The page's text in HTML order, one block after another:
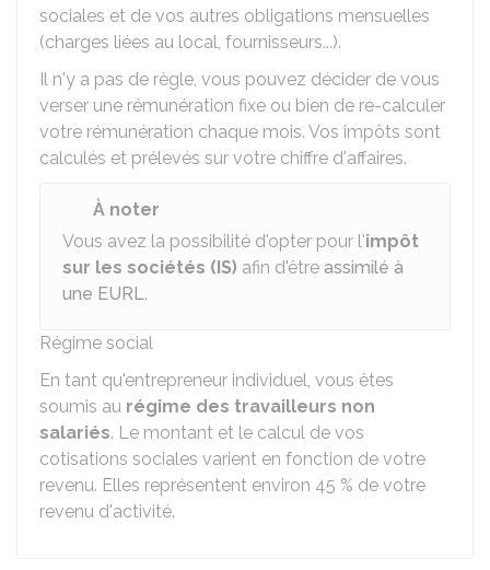
sociales et de vos autres obligations mensuelles
(charges liées au local, fournisseurs...).
Il n'y a pas de règle, vous pouvez décider de vous
verser une rémunération fixe ou bien de re-calculer
votre rémunération chaque mois. Vos impôts sont
calculés et prélevés sur votre chiffre d'affaires.
À noter
Vous avez la possibilité d'opter pour l'impôt
sur les sociétés (IS) afin d'être assimilé à
une EURL.
Régime social
En tant qu'entrepreneur individuel, vous êtes
soumis au régime des travailleurs non
salariés. Le montant et le calcul de vos
cotisations sociales varient en fonction de votre
revenu. Elles représentent environ 45 % de votre
revenu d'activité.